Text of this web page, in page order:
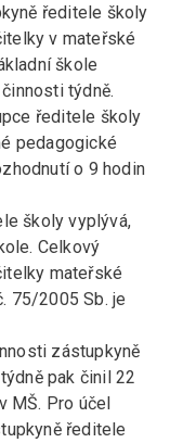
ředitele školy
v mateřské
škole
týdně.
ředitele školy
pedagogické
o 9 hodin
školy vyplývá,
Celkový
mateřské
75/2005 Sb. je
zástupkyně
pak činil 22
MŠ. Pro účel
ředitele